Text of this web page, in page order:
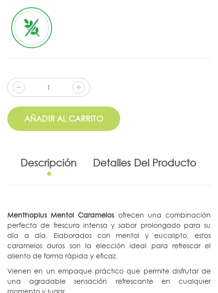
AÑADIR AL CARRITO
Descripción Detalles Del Producto
Menthoplus Mentol Caramelosofrecen una combinación
perfecta de frescura intensa y sabor prolongado para su
día a día. Elaborados con mentol y eucalipto, estos
caramelos duros son la elección ideal para refrescar el
aliento de forma rápida y eficaz.
Vienen en un empaque práctico que permite disfrutar de
una agradable sensación refrescante en cualquier